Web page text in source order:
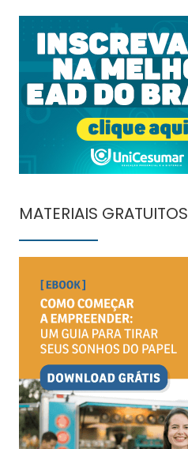
MATERIAIS GRATUITOS